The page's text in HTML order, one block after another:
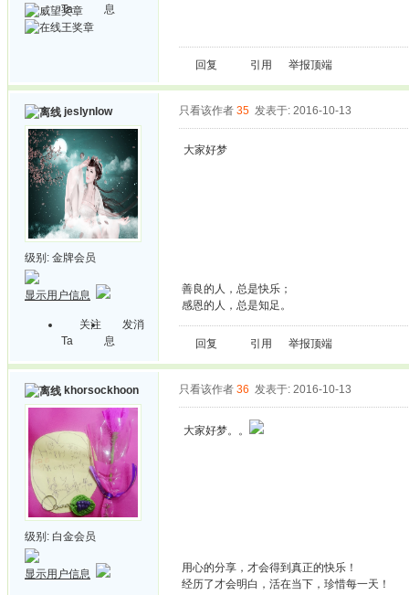
Ta
息
回复 引用 举报顶端
jeslynlow
级别: 金牌会员
显示用户信息
关注
Ta
发消
息
只看该作者 35 发表于: 2016-10-13
大家好梦
善良的人，总是快乐；
感恩的人，总是知足。
回复 引用 举报顶端
khorsockhoon
级别: 白金会员
显示用户信息
只看该作者 36 发表于: 2016-10-13
大家好梦。。
用心的分享，才会得到真正的快乐！
经历了才会明白，活在当下，珍惜每一天！